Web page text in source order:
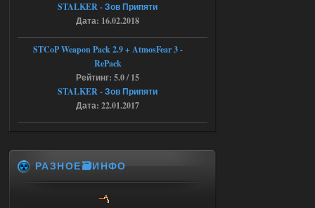
Последний рассвет - Эпизод 1
Stalker-Mods-Clan-su
Доступно только для пользователей
STCoP WP 3.4
Stalker-Mods-Clan-su
STALKER - Зов Припяти
Дата: 16.02.2018
STCoP Weapon Pack 2.9 + AtmosFear 3 -
RePack
Рейтинг: 5.0 / 15
STALKER - Зов Припяти
Дата: 22.01.2017
РАЗНОЕ🗃️ИНФО